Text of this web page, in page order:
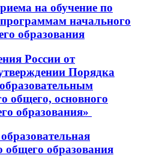
на обучение по
начального
образования
России от
Порядка
общего, основного
образования»
образования